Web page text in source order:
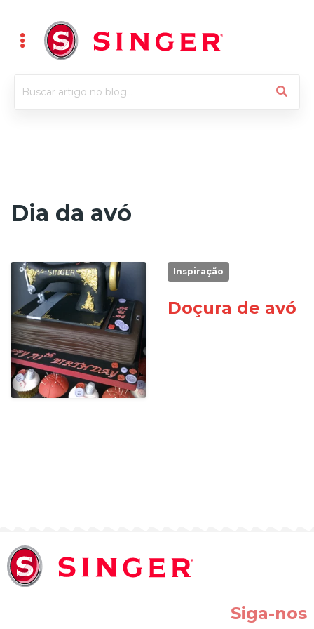
Dia da avó
Inspiração
Doçura de avó
Siga-nos